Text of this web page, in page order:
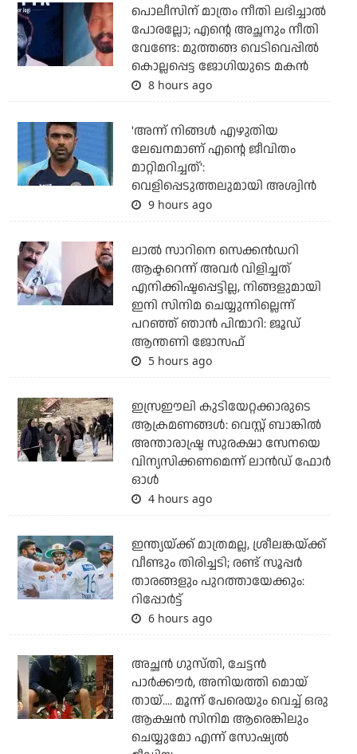
പൊലീസിന് മാത്രം നീതി ലഭിച്ചാല്‍
പോരല്ലോ; എന്റെ അച്ഛനും നീതി
വേണ്ടേ: മുത്തങ്ങ വെടിവെപ്പില്‍
കൊല്ലപ്പെട്ട ജോഗിയുടെ മകന്‍
8 hours ago
'അന്ന് നിങ്ങള്‍ എഴുതിയ
ലേഖനമാണ് എന്റെ ജീവിതം
മാറ്റിമറിച്ചത്':
വെളിപ്പെടുത്തലുമായി അശ്വിന്‍
9 hours ago
ലാല്‍ സാറിനെ സെക്കന്‍ഡറി
ആക്ടറെന്ന് അവര്‍ വിളിച്ചത്
എനിക്കിഷ്ടപ്പെട്ടില്ല, നിങ്ങളുമായി
ഇനി സിനിമ ചെയ്യുന്നില്ലെന്ന്
പറഞ്ഞ് ഞാന്‍ പിന്മാറി: ജൂഡ്
ആന്തണി ജോസഫ്
5 hours ago
ഇസ്രഈലി കുടിയേറ്റക്കാരുടെ
ആക്രമണങ്ങള്‍: വെസ്റ്റ് ബാങ്കില്‍
അന്താരാഷ്ട്ര സുരക്ഷാ സേനയെ
വിന്യസിക്കണമെന്ന് ലാന്‍ഡ് ഫോര്‍
ഓള്‍
4 hours ago
ഇന്ത്യയ്ക്ക് മാത്രമല്ല, ശ്രീലങ്കയ്ക്ക്
വീണ്ടും തിരിച്ചടി; രണ്ട് സൂപ്പര്‍
താരങ്ങളും പുറത്തായേക്കും:
റിപ്പോര്‍ട്ട്
6 hours ago
അച്ഛന്‍ ഗുസ്തി, ചേട്ടന്‍
പാര്‍ക്കൗര്‍, അനിയത്തി മൊയ്
തായ്.... മൂന്ന് പേരെയും വെച്ച് ഒരു
ആക്ഷന്‍ സിനിമ ആരെങ്കിലും
ചെയ്യുമോ എന്ന് സോഷ്യല്‍